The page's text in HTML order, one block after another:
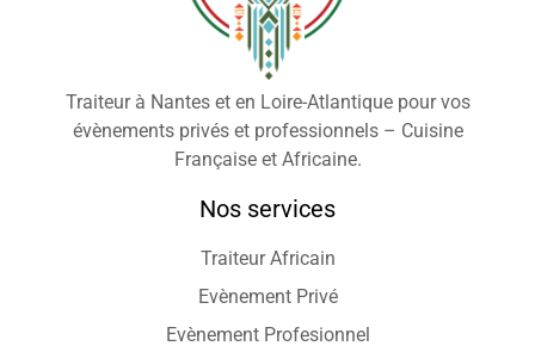
Traiteur à Nantes et en Loire-Atlantique pour vos
évènements privés et professionnels – Cuisine
Française et Africaine.
Nos services
Traiteur Africain
Evènement Privé
Evènement Profesionnel